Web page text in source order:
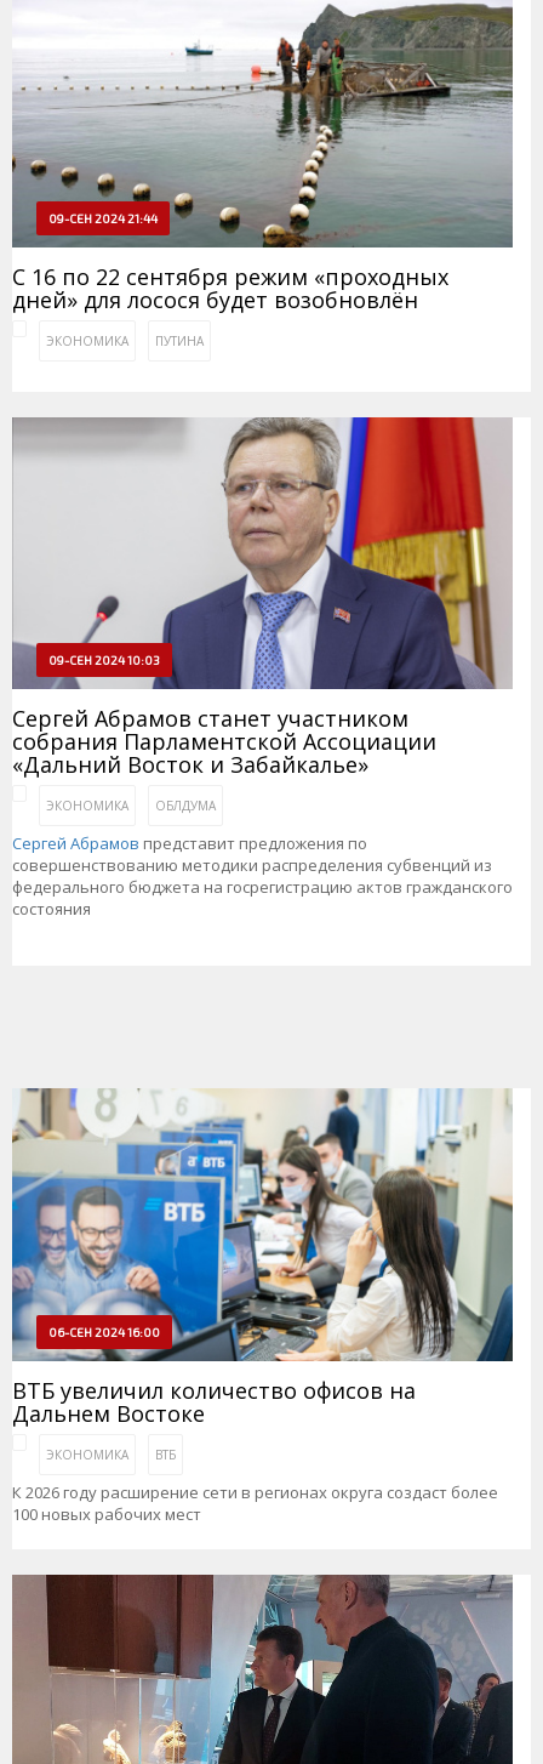
09-СЕН 2024 21:44
С 16 по 22 сентября режим «проходных
дней» для лосося будет возобновлён
ЭКОНОМИКА ПУТИНА
09-СЕН 2024 10:03
Сергей Абрамов станет участником
собрания Парламентской Ассоциации
«Дальний Восток и Забайкалье»
ЭКОНОМИКА ОБЛДУМА
Сергей Абрамов представит предложения по
совершенствованию методики распределения субвенций из
федерального бюджета на госрегистрацию актов гражданского
состояния
06-СЕН 2024 16:00
ВТБ увеличил количество офисов на
Дальнем Востоке
ЭКОНОМИКА ВТБ
К 2026 году расширение сети в регионах округа создаст более
100 новых рабочих мест